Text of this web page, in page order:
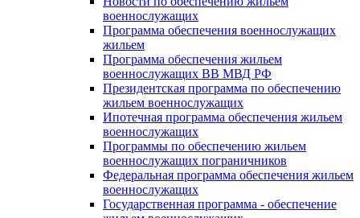
военнослужащих
Программа обеспечения военнослужащих
жильем
Программа обеспечения жильем
военнослужащих ВВ МВД РФ
Президентская программа по обеспечению
жильем военнослужащих
Ипотечная программа обеспечения жильем
военнослужащих
Программы по обеспечению жильем
военнослужащих пограничников
Федеральная программа обеспечения жильем
военнослужащих
Государственная программа - обеспечение